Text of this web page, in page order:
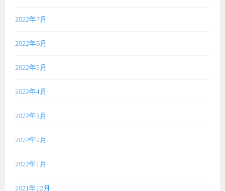
2022年7月
2022年6月
2022年5月
2022年4月
2022年3月
2022年2月
2022年1月
2021年12月